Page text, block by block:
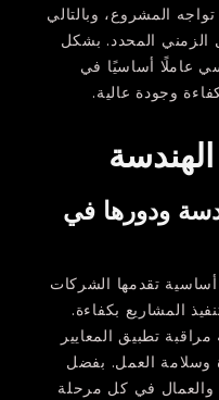
المشروع، وبالتالي
المحدد. بشكل
عاملًا أساسيًا في
وجودة عالية.
ودورها في
تقدمها الشركات
المشاريع بكفاءة.
تطبيق المعايير
وسلامة العمل. بفضل
والعمال في كل مرحلة